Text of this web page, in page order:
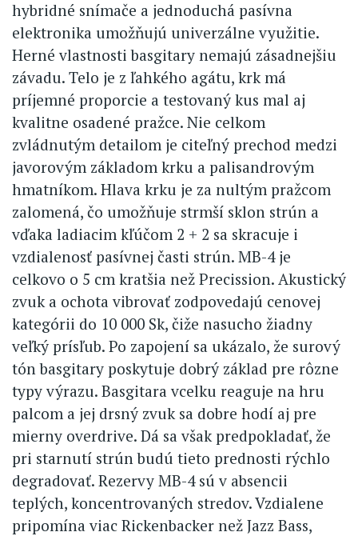
hybridné snímače a jednoduchá pasívna
elektronika umožňujú univerzálne využitie.
Herné vlastnosti basgitary nemajú zásadnejšiu
závadu. Telo je z ľahkého agátu, krk má
príjemné proporcie a testovaný kus mal aj
kvalitne osadené pražce. Nie celkom
zvládnutým detailom je citeľný prechod medzi
javorovým základom krku a palisandrovým
hmatníkom. Hlava krku je za nultým pražcom
zalomená, čo umožňuje strmší sklon strún a
vďaka ladiacim kľúčom 2 + 2 sa skracuje i
vzdialenosť pasívnej časti strún. MB-4 je
celkovo o 5 cm kratšia než Precission. Akustický
zvuk a ochota vibrovať zodpovedajú cenovej
kategórii do 10 000 Sk, čiže nasucho žiadny
veľký prísľub. Po zapojení sa ukázalo, že surový
tón basgitary poskytuje dobrý základ pre rôzne
typy výrazu. Basgitara vcelku reaguje na hru
palcom a jej drsný zvuk sa dobre hodí aj pre
mierny overdrive. Dá sa však predpokladať, že
pri starnutí strún budú tieto prednosti rýchlo
degradovať. Rezervy MB-4 sú v absencii
teplých, koncentrovaných stredov. Vzdialene
pripomína viac Rickenbacker než Jazz Bass,